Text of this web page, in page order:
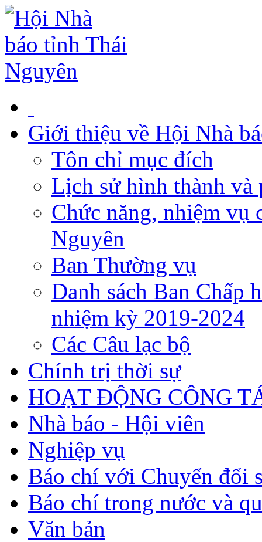
Giới thiệu về Hội Nhà
Tôn chỉ mục đích
Lịch sử hình thành và
Chức năng, nhiệm vụ
Nguyên
Ban Thường vụ
Danh sách Ban Chấp
nhiệm kỳ 2019-2024
Các Câu lạc bộ
Chính trị thời sự
HOẠT ĐỘNG CÔNG
Nhà báo - Hội viên
Nghiệp vụ
Báo chí với Chuyển đổi
Báo chí trong nước và
Văn bản